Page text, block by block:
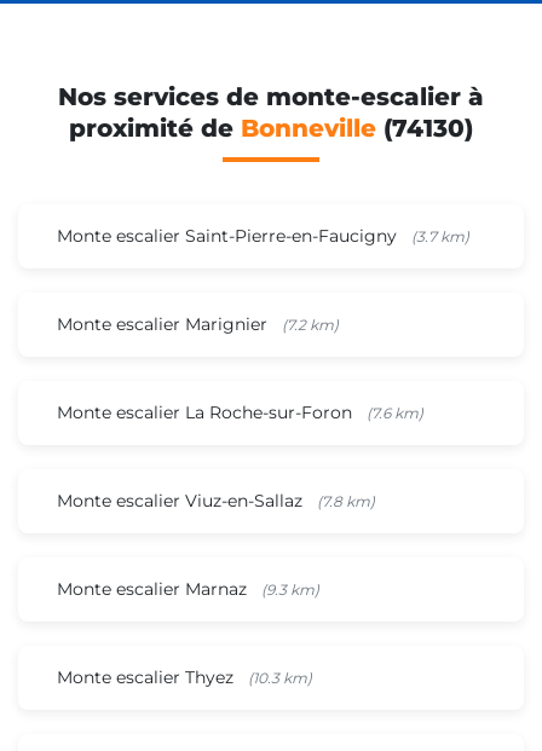
Nos services de monte-escalier à
proximité de Bonneville (74130)
Monte escalier Saint-Pierre-en-Faucigny (3.7 km)
Monte escalier Marignier (7.2 km)
Monte escalier La Roche-sur-Foron (7.6 km)
Monte escalier Viuz-en-Sallaz (7.8 km)
Monte escalier Marnaz (9.3 km)
Monte escalier Thyez (10.3 km)